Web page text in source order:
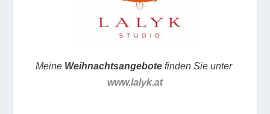
Meine Weihnachtsangebote finden Sie unter
www.lalyk.at